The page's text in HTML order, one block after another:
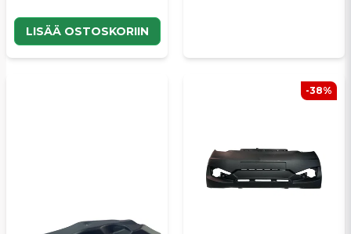
LISÄÄ OSTOSKORIIN
-38%